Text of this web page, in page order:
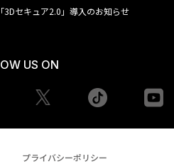
3Dセキュア2.0」導入のお知らせ
US ON
tiktok
プライバシーポリシー